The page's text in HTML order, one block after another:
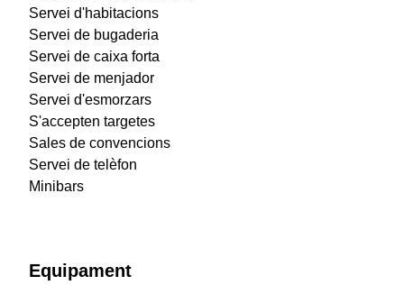
Servei d'habitacions
Servei de bugaderia
Servei de caixa forta
Servei de menjador
Servei d'esmorzars
S'accepten targetes
Sales de convencions
Servei de telèfon
Minibars
Equipament